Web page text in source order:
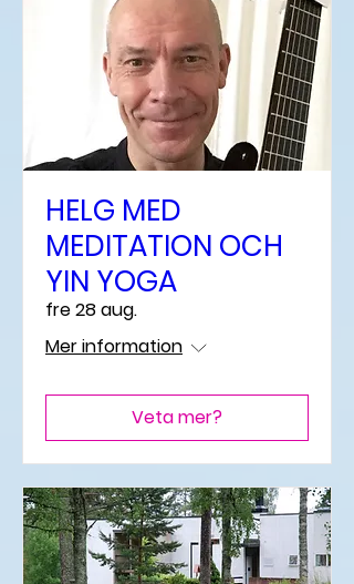
HELG MED
MEDITATION OCH
YIN YOGA
fre 28 aug.
Mer information
Veta mer?